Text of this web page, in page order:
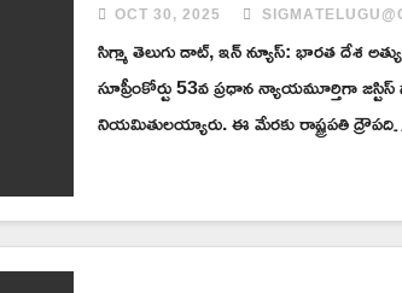
OCT 30, 2025
సిగ్మా తెలుగు డాట్, ఇన్ న్యూస్: భారత దేశ
సూప్రీంకోర్టు 53వ ప్రధాన న్యాయమూర్తిగా
నియమితులయ్యారు. ఈ మేరకు రాష్ట్రపతి